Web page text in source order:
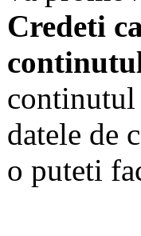
Credeti
continutul
datele de
o puteti